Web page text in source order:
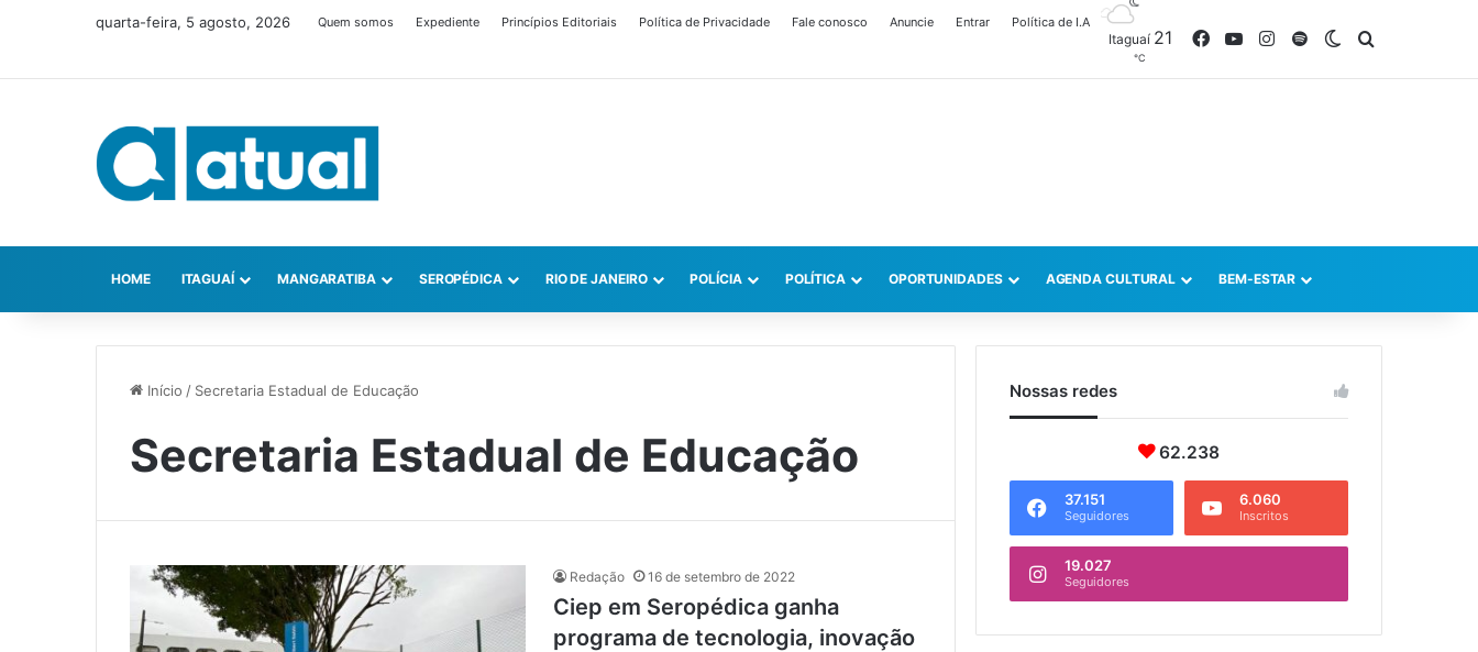
quarta-feira, 5 agosto, 2026 Quem somos Expediente Princípios Editoriais Política de Privacidade Fale conosco Anuncie Entrar Política de I.A
Itaguaí 21
℃
FacebookYouTubeInstagram
SpotifySwitch skin
HOME ITAGUAÍ MANGARATIBA SEROPÉDICA RIO DE JANEIRO POLÍCIA POLÍTICA OPORTUNIDADES AGENDA CULTURAL BEM-ESTAR
Início / Secretaria Estadual de Educação
Secretaria Estadual de Educação
Redação 16 de setembro de 2022
Ciep em Seropédica ganha
programa de tecnologia, inovação
Nossas redes
62.238
37.151
Seguidores
6.060
Inscritos
19.027
Seguidores